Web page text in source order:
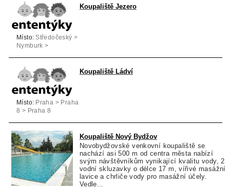
Koupaliště Jezero
Místo: Středočeský >
Nymburk >
Koupaliště Ládví
Místo: Praha > Praha
8 > Praha 8
Koupaliště Nový Bydžov
Novobydžovské venkovní koupaliště se
nachází asi 500 m od centra města nabízí
svým návštěvníkům vynikající kvalitu vody, 2
vodní skluzavky o délce 17 m, vířivé masážní
lavice a chrliče vody pro masážní účely.
Vedle...